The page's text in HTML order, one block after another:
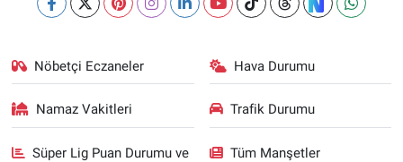
Nöbetçi Eczaneler Hava Durumu
Namaz Vakitleri Trafik Durumu
Süper Lig Puan Durumu ve
Tüm Manşetler